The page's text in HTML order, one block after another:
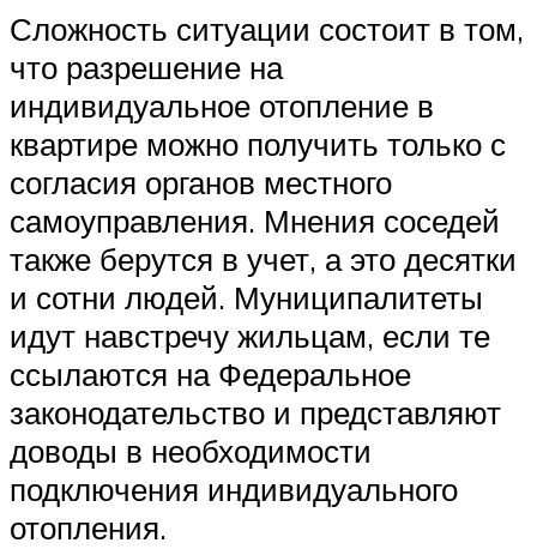
Сложность ситуации состоит в том,
что разрешение на
индивидуальное отопление в
квартире можно получить только с
согласия органов местного
самоуправления. Мнения соседей
также берутся в учет, а это десятки
и сотни людей. Муниципалитеты
идут навстречу жильцам, если те
ссылаются на Федеральное
законодательство и представляют
доводы в необходимости
подключения индивидуального
отопления.